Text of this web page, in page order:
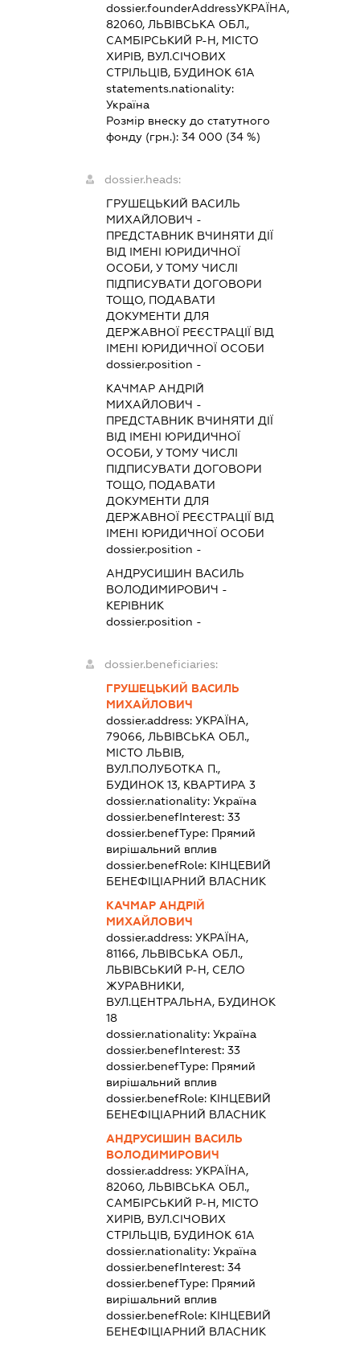
dossier.founderAddressУКРАЇНА,
82060, ЛЬВІВСЬКА ОБЛ.,
САМБІРСЬКИЙ Р-Н, МІСТО
ХИРІВ, ВУЛ.СІЧОВИХ
СТРІЛЬЦІВ, БУДИНОК 61А
statements.nationality:
Україна
Розмір внеску до статутного
фонду (грн.): 34 000 (34 %)
dossier.heads:
ГРУШЕЦЬКИЙ ВАСИЛЬ
МИХАЙЛОВИЧ -
ПРЕДСТАВНИК ВЧИНЯТИ ДІЇ
ВІД ІМЕНІ ЮРИДИЧНОЇ
ОСОБИ, У ТОМУ ЧИСЛІ
ПІДПИСУВАТИ ДОГОВОРИ
ТОЩО, ПОДАВАТИ
ДОКУМЕНТИ ДЛЯ
ДЕРЖАВНОЇ РЕЄСТРАЦІЇ ВІД
ІМЕНІ ЮРИДИЧНОЇ ОСОБИ
dossier.position -
КАЧМАР АНДРІЙ
МИХАЙЛОВИЧ -
ПРЕДСТАВНИК ВЧИНЯТИ ДІЇ
ВІД ІМЕНІ ЮРИДИЧНОЇ
ОСОБИ, У ТОМУ ЧИСЛІ
ПІДПИСУВАТИ ДОГОВОРИ
ТОЩО, ПОДАВАТИ
ДОКУМЕНТИ ДЛЯ
ДЕРЖАВНОЇ РЕЄСТРАЦІЇ ВІД
ІМЕНІ ЮРИДИЧНОЇ ОСОБИ
dossier.position -
АНДРУСИШИН ВАСИЛЬ
ВОЛОДИМИРОВИЧ -
КЕРІВНИК
dossier.position -
dossier.beneficiaries:
ГРУШЕЦЬКИЙ ВАСИЛЬ
МИХАЙЛОВИЧ
dossier.address: УКРАЇНА,
79066, ЛЬВІВСЬКА ОБЛ.,
МІСТО ЛЬВІВ,
ВУЛ.ПОЛУБОТКА П.,
БУДИНОК 13, КВАРТИРА 3
dossier.nationality: Україна
dossier.benefInterest: 33
dossier.benefType: Прямий
вирішальний вплив
dossier.benefRole: КІНЦЕВИЙ
БЕНЕФІЦІАРНИЙ ВЛАСНИК
КАЧМАР АНДРІЙ
МИХАЙЛОВИЧ
dossier.address: УКРАЇНА,
81166, ЛЬВІВСЬКА ОБЛ.,
ЛЬВІВСЬКИЙ Р-Н, СЕЛО
ЖУРАВНИКИ,
ВУЛ.ЦЕНТРАЛЬНА, БУДИНОК
18
dossier.nationality: Україна
dossier.benefInterest: 33
dossier.benefType: Прямий
вирішальний вплив
dossier.benefRole: КІНЦЕВИЙ
БЕНЕФІЦІАРНИЙ ВЛАСНИК
АНДРУСИШИН ВАСИЛЬ
ВОЛОДИМИРОВИЧ
dossier.address: УКРАЇНА,
82060, ЛЬВІВСЬКА ОБЛ.,
САМБІРСЬКИЙ Р-Н, МІСТО
ХИРІВ, ВУЛ.СІЧОВИХ
СТРІЛЬЦІВ, БУДИНОК 61А
dossier.nationality: Україна
dossier.benefInterest: 34
dossier.benefType: Прямий
вирішальний вплив
dossier.benefRole: КІНЦЕВИЙ
БЕНЕФІЦІАРНИЙ ВЛАСНИК